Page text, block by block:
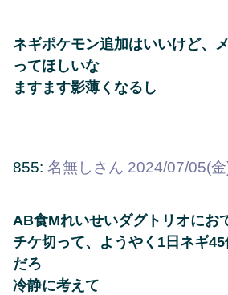
ネギポケモン追加はいいけど、
ってほしいな
ますます影薄くなるし
855: 名無しさん 2024/07/05(
AB食Mれいせいダグトリオにお
チケ切って、ようやく1日ネギ
だろ
冷静に考えて